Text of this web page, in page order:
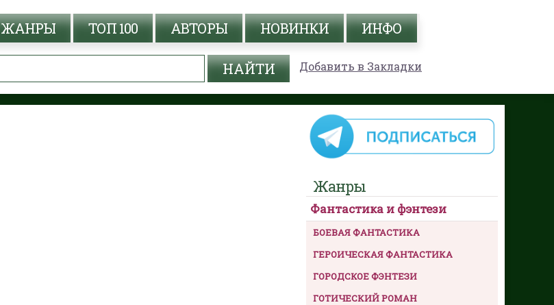
ЖАНРЫ ТОП 100 АВТОРЫ НОВИНКИ ИНФО
Добавить в Закладки
Жанры
Фантастика и фэнтези
БОЕВАЯ ФАНТАСТИКА
ГЕРОИЧЕСКАЯ ФАНТАСТИКА
ГОРОДСКОЕ ФЭНТЕЗИ
ГОТИЧЕСКИЙ РОМАН